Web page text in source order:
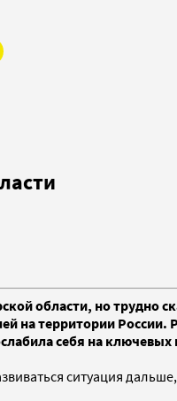
области, но трудно
на территории России.
себя на
ситуация